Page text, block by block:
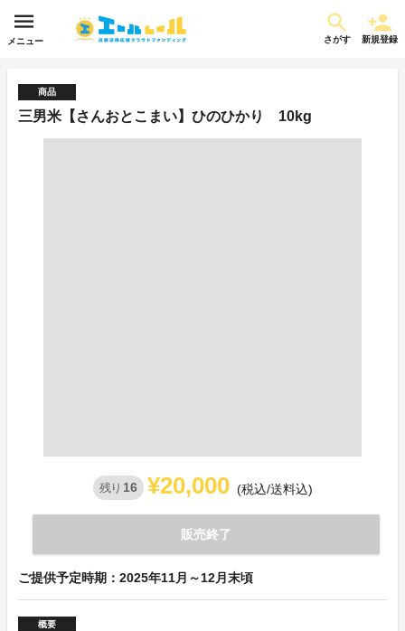
メニュー さがす 新規登録
商品
三男米【さんおとこまい】ひのひかり 10kg
残り 16 ¥20,000 (税込/送料込)
販売終了
ご提供予定時期：2025年11月～12月末頃
概要